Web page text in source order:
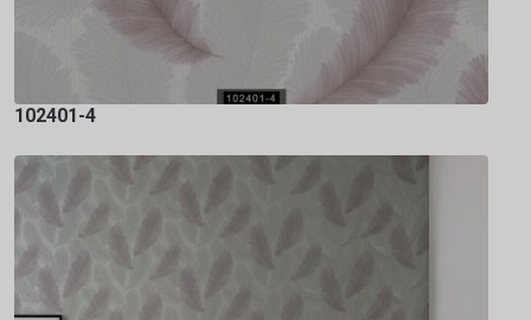
102401-4